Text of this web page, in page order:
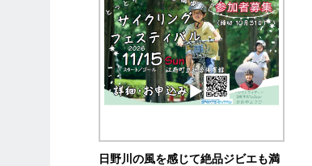
日野川の風を感じて絶品ジビエも満